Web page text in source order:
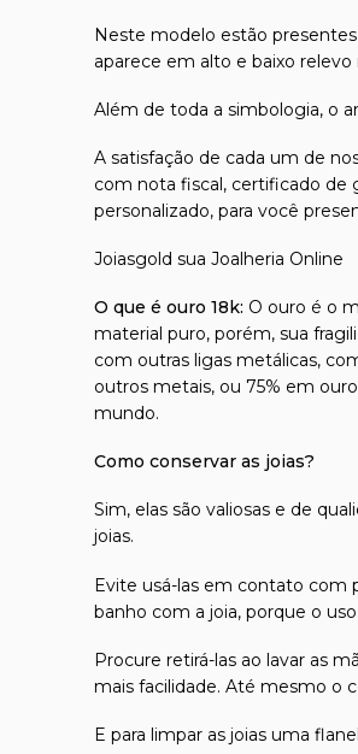
Neste modelo estão
aparece em alto e baixo
Além de toda a simbologia, o
A satisfação de cada um de
com nota fiscal, certificado de
personalizado, para você
Joiasgold sua Joalheria Online
O que é ouro 18k: O ouro é o
material puro, porém, sua
com outras ligas metálicas,
outros metais, ou 75% em
mundo.
Como conservar as joias?
Sim, elas são valiosas e de
joias.
Evite usá-las em contato com
banho com a joia, porque o
Procure retirá-las ao lavar as
mais facilidade. Até mesmo o
E para limpar as joias uma